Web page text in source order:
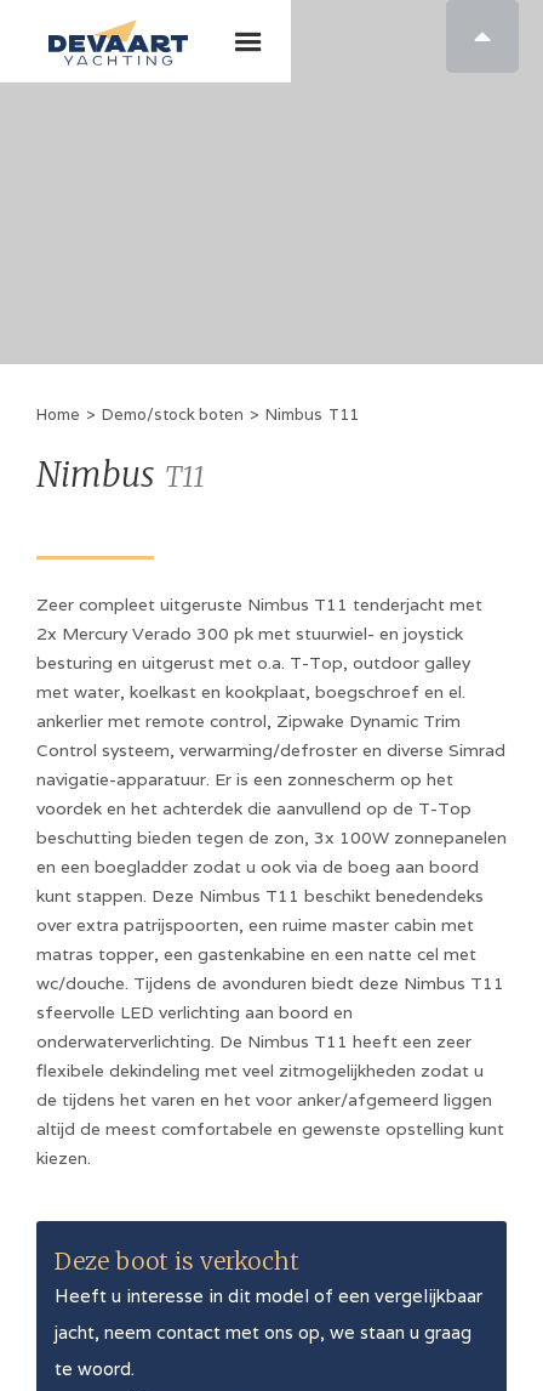

Home > Demo/stock boten > Nimbus T11
Nimbus T11
Zeer compleet uitgeruste Nimbus T11 tenderjacht met
2x Mercury Verado 300 pk met stuurwiel- en joystick
besturing en uitgerust met o.a. T-Top, outdoor galley
met water, koelkast en kookplaat, boegschroef en el.
ankerlier met remote control, Zipwake Dynamic Trim
Control systeem, verwarming/defroster en diverse Simrad
navigatie-apparatuur. Er is een zonnescherm op het
voordek en het achterdek die aanvullend op de T-Top
beschutting bieden tegen de zon, 3x 100W zonnepanelen
en een boegladder zodat u ook via de boeg aan boord
kunt stappen. Deze Nimbus T11 beschikt benedendeks
over extra patrijspoorten, een ruime master cabin met
matras topper, een gastenkabine en een natte cel met
wc/douche. Tijdens de avonduren biedt deze Nimbus T11
sfeervolle LED verlichting aan boord en
onderwaterverlichting. De Nimbus T11 heeft een zeer
flexibele dekindeling met veel zitmogelijkheden zodat u
de tijdens het varen en het voor anker/afgemeerd liggen
altijd de meest comfortabele en gewenste opstelling kunt
kiezen.
Deze boot is verkocht
Heeft u interesse in dit model of een vergelijkbaar
jacht, neem contact met ons op, we staan u graag
te woord.